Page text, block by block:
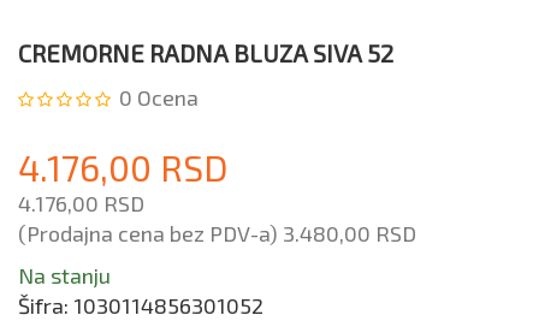
CREMORNE RADNA BLUZA SIVA 52
0 Ocena
4.176,00 RSD
4.176,00 RSD
(Prodajna cena bez PDV-a) 3.480,00 RSD
Na stanju
Šifra: 1030114856301052